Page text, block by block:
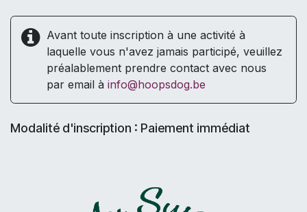
Avant toute inscription à une activité à
laquelle vous n'avez jamais participé, veuillez
préalablement prendre contact avec nous
par email à info@hoopsdog.be
Modalité d'inscription : Paiement immédiat